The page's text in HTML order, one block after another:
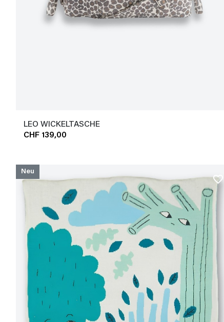
LEO WICKELTASCHE
CHF 139,00
Neu
favorite_border